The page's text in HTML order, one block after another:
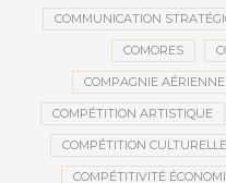
COMMUNICATION
COMORES
COMPAGNIE
COMPÉTITION ARTISTIQUE
COMPÉTITION CULTURELLE
COMPÉTITIVITÉ